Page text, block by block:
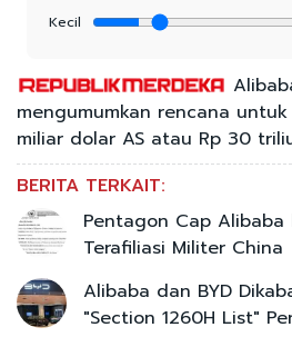
Kecil
mengumumkan rencana
miliar dolar AS atau Rp 30
BERITA TERKAIT:
Pentagon Cap Alibaba
Terafiliasi Militer China
Alibaba dan BYD
"Section 1260H List"